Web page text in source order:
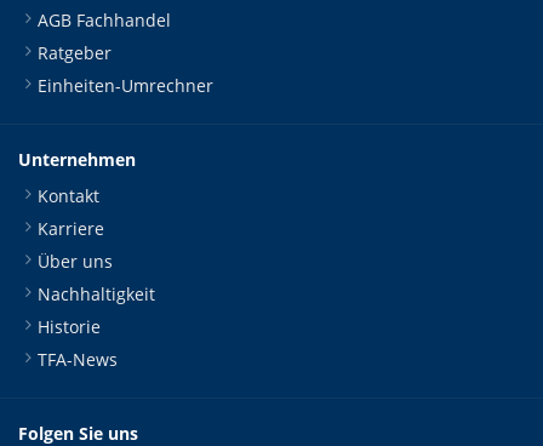
AGB Fachhandel
Ratgeber
Einheiten-Umrechner
Unternehmen
Kontakt
Karriere
Über uns
Nachhaltigkeit
Historie
TFA-News
Folgen Sie uns